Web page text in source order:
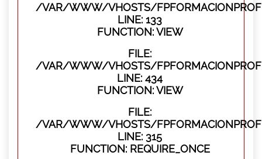
/VAR/WWW/VHOSTS/
LINE: 133
FUNCTION: VIEW
FILE:
/VAR/WWW/VHOSTS/
LINE: 434
FUNCTION: VIEW
FILE:
/VAR/WWW/VHOSTS/
LINE: 315
FUNCTION: REQUIRE_ONCE